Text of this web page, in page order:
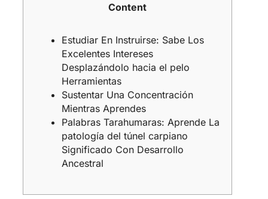
Content
Estudiar En Instruirse: Sabe Los
Excelentes Intereses
Desplazándolo hacia el pelo
Herramientas
Sustentar Una Concentración
Mientras Aprendes
Palabras Tarahumaras: Aprende La
patologí­a del túnel carpiano
Significado Con Desarrollo
Ancestral